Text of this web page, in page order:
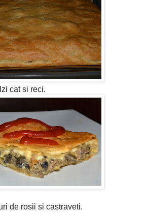
cat si reci.
de rosii si castraveti.